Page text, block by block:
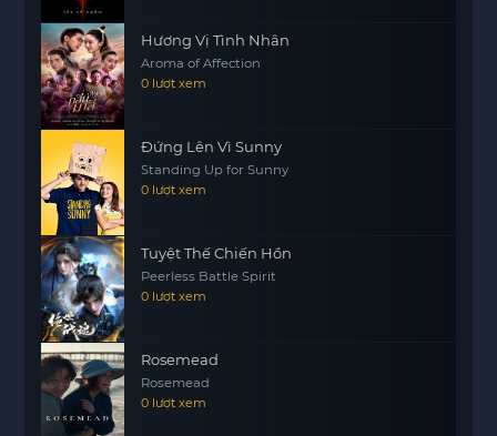
Hương Vị Tình Nhân
Aroma of Affection
0 lượt xem
Đứng Lên Vì Sunny
Standing Up for Sunny
0 lượt xem
Tuyệt Thế Chiến Hồn
Peerless Battle Spirit
0 lượt xem
Rosemead
Rosemead
0 lượt xem